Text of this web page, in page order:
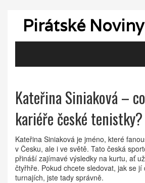
Pirátské Noviny
Kateřina Siniaková –
kariéře české tenistky?
Kateřina Siniaková je jméno, které
v Česku, ale i ve světě. Tato česká
přináší zajímavé výsledky na kurtu, ať
čtyřhře. Pokud chcete sledovat, jak se
turnajích, jste tady správně.